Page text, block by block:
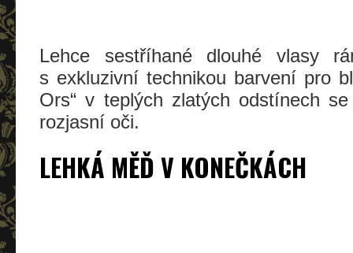
Lehce sestříhané dlouhé vlasy
s exkluzivní technikou barvení pro
Ors“ v teplých zlatých odstínech
rozjasní oči.
LEHKÁ MĚĎ V KONEČKÁCH